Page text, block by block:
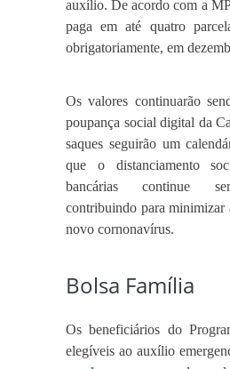
auxílio. De acordo com a
paga em até quatro
obrigatoriamente, em
Os valores continuarão
poupança social digital da
saques seguirão um
que o distanciamento
bancárias continue
contribuindo para minimizar
novo cornonavírus.
Bolsa Família
Os beneficiários do
elegíveis ao auxílio